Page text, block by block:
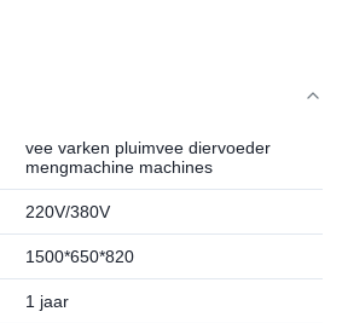
vee varken pluimvee diervoeder
mengmachine machines
220V/380V
1500*650*820
1 jaar